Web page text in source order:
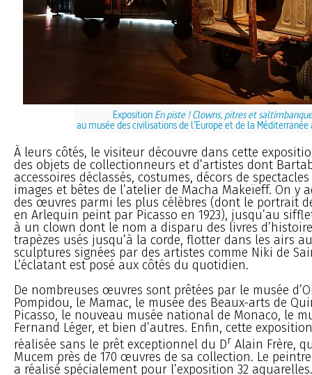
Exposition En piste ! Clowns, pitres et
au musée des civilisations de l’Europe et de la Méditerranée
À leurs côtés, le visiteur découvre dans cette
des objets de collectionneurs et d’artistes dont
accessoires déclassés, costumes, décors de
images et bêtes de l’atelier de Macha Makeïeff. On y
des œuvres parmi les plus célèbres (dont le portrait
en Arlequin peint par Picasso en 1923), jusqu’au
à un clown dont le nom a disparu des livres
trapèzes usés jusqu’à la corde, flotter dans les airs
sculptures signées par des artistes comme Niki de
L’éclatant est posé aux côtés du quotidien.
De nombreuses œuvres sont prêtées par le musée
Pompidou, le Mamac, le musée des Beaux-arts de
Picasso, le nouveau musée national de Monaco, le
Fernand Léger, et bien d’autres. Enfin, cette
réalisée sans le prêt exceptionnel du Dr Alain Frère,
Mucem près de 170 œuvres de sa collection. Le
a réalisé spécialement pour l’exposition 32 aquarelles.